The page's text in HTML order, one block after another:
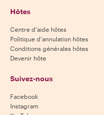
Hôtes
Centre d'aide hôtes
Politique d'annulation hôtes
Conditions générales hôtes
Devenir hôte
Suivez-nous
Facebook
Instagram